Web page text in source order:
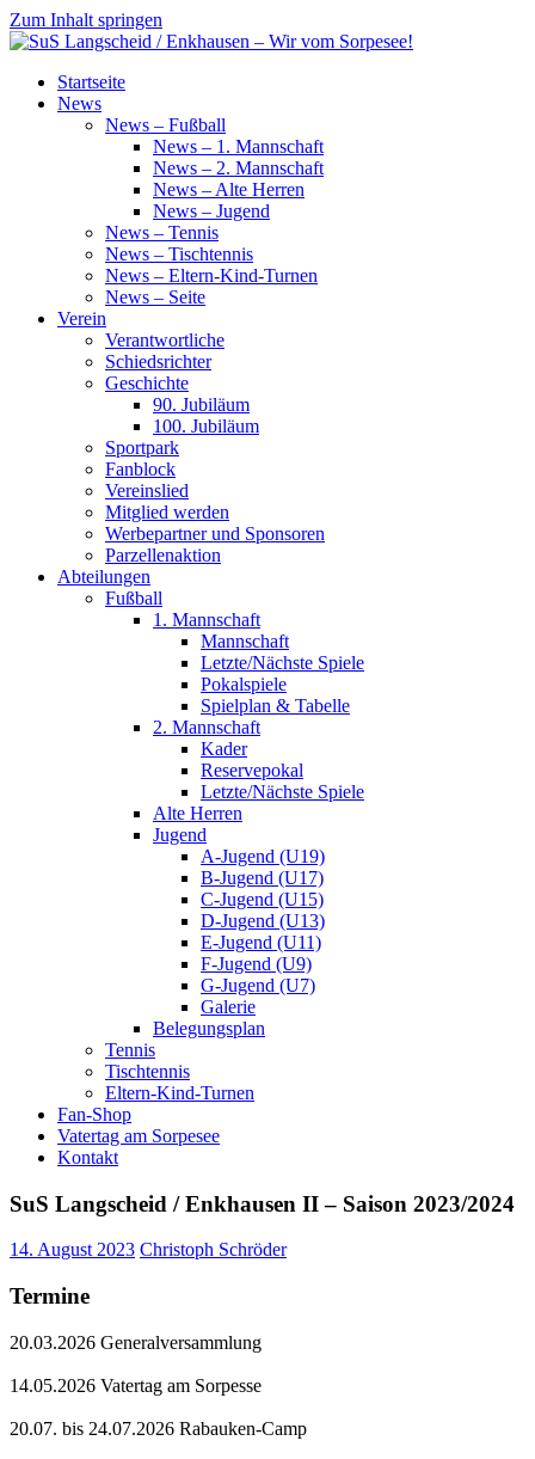
Zum Inhalt springen
SuS
Langscheid
Startseite
News
News – Fußball
News – 1. Mannschaft
News – 2. Mannschaft
News – Alte Herren
News – Jugend
News – Tennis
News – Tischtennis
News – Eltern-Kind-Turnen
News – Seite
Verein
Verantwortliche
Schiedsrichter
Geschichte
90. Jubiläum
100. Jubiläum
Sportpark
Fanblock
Vereinslied
Mitglied werden
Werbepartner und Sponsoren
Parzellenaktion
Abteilungen
Fußball
1. Mannschaft
Mannschaft
Letzte/Nächste Spiele
Pokalspiele
Spielplan & Tabelle
2. Mannschaft
Kader
Reservepokal
Letzte/Nächste Spiele
Alte Herren
Jugend
A-Jugend (U19)
B-Jugend (U17)
C-Jugend (U15)
D-Jugend (U13)
E-Jugend (U11)
F-Jugend (U9)
G-Jugend (U7)
Galerie
Belegungsplan
Tennis
Tischtennis
Eltern-Kind-Turnen
Fan-Shop
Vatertag am Sorpesee
Kontakt
SuS Langscheid / Enkhausen II – Saison 2023/2024
14. August 2023 Christoph Schröder
Termine
20.03.2026 Generalversammlung
14.05.2026 Vatertag am Sorpesse
20.07. bis 24.07.2026 Rabauken-Camp